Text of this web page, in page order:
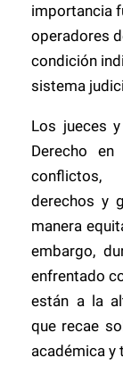
importancia
operadores
condición
sistema
Los jueces
Derecho en
conflictos,
derechos y
manera
embargo,
enfrentado
están a la
que recae
académica y